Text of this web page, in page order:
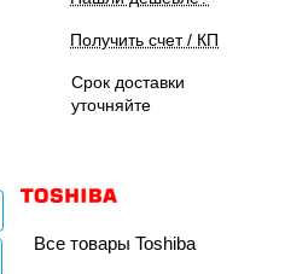
Получить счет / КП
Срок доставки
уточняйте
Все товары Toshiba